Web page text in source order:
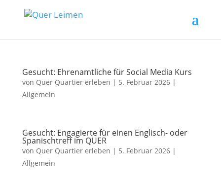
Gesucht: Ehrenamtliche für Social Media Kurs
von Quer Quartier erleben | 5. Februar 2026|
Allgemein
Gesucht: Engagierte für einen Englisch- oder
Spanischtreff im QUER
von Quer Quartier erleben | 5. Februar 2026|
Allgemein